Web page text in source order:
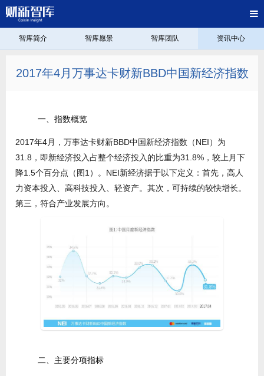
智库简介 智库愿景 智库团队 资讯中心
2017年4月万事达卡财新BBD中国新经济指数
一、指数概览
2017年4月，万事达卡财新BBD中国新经济指数（NEI）为
31.8，即新经济投入占整个经济投入的比重为31.8%，较上月下
降1.5个百分点（图1）。NEI新经济据于以下定义：首先，高人
力资本投入、高科技投入、轻资产。其次，可持续的较快增长。
第三，符合产业发展方向。
二、主要分项指标